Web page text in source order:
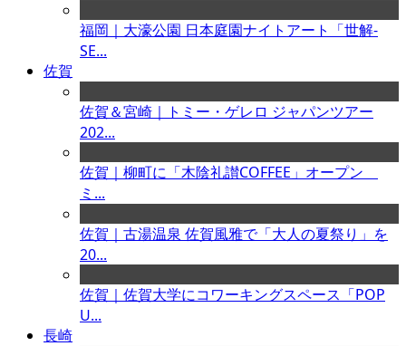
福岡｜大濠公園 日本庭園ナイトアート「世解-
SE...
佐賀
佐賀＆宮崎｜トミー・ゲレロ ジャパンツアー
202...
佐賀｜柳町に「木陰礼讃COFFEE」オープン
ミ...
佐賀｜古湯温泉 佐賀風雅で「大人の夏祭り」を
20...
佐賀｜佐賀大学にコワーキングスペース「POP
U...
長崎